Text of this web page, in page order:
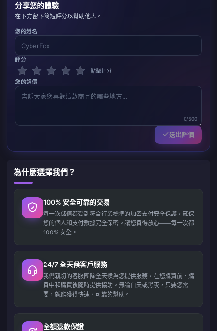
分享您的體驗
在下方留下簡短評分以幫助他人。
您的姓名
評分
點擊評分
您的評價
0/500
送出評價
為什麼選擇我們？
100% 安全可靠的交易
每一次儲值都受到符合行業標準的加密支付安全保護，確保
您的個人和支付數據完全保密。讓您買得放心——每一次都
100% 安全。
24/7 全天候客戶服務
我們親切的客服團隊全天候為您提供服務，在您購買前、購
買中和購買後隨時提供協助。無論白天或黑夜，只要您需
要，就能獲得快速、可靠的幫助。
全額退款保證